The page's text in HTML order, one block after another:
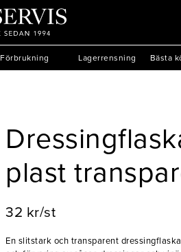
Förbrukning Lagerrensning Bästa
plast
32 kr/st
En slitstark och transparent